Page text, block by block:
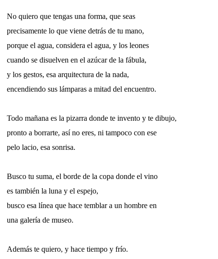
No quiero que tengas una forma, que seas
precisamente lo que viene detrás de tu mano,
porque el agua, considera el agua, y los leones
cuando se disuelven en el azúcar de la fábula,
y los gestos, esa arquitectura de la nada,
encendiendo sus lámparas a mitad del encuentro.
Todo mañana es la pizarra donde te invento y te dibujo,
pronto a borrarte, así no eres, ni tampoco con ese
pelo lacio, esa sonrisa.
Busco tu suma, el borde de la copa donde el vino
es también la luna y el espejo,
busco esa línea que hace temblar a un hombre en
una galería de museo.
Además te quiero, y hace tiempo y frío.